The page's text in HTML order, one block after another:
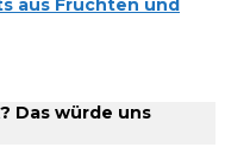
aus Früchten und
Das würde uns